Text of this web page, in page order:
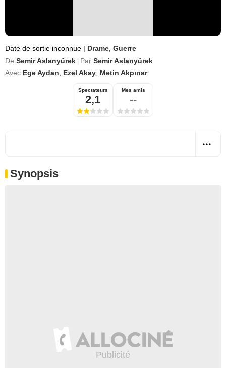
Date de sortie inconnue | Drame Guerre
De Semir Aslanyürek Par Semir Aslanyürek
Avec Ege Aydan Ezel Akay Metin Akpınar
Spectateurs
2,1
Mes amis
--
Synopsis